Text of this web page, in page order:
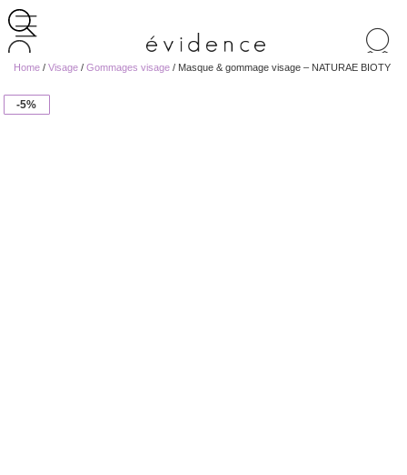
de
Home / Visage / Gommages visage / Masque & gommage visage – NATURAE BIOTY
-5%